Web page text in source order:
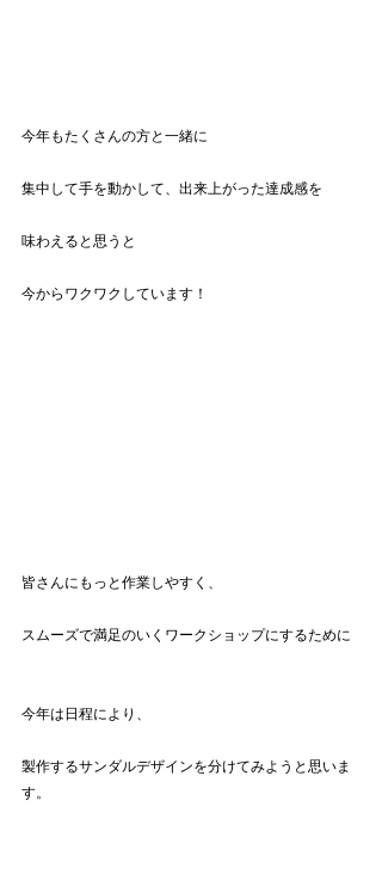
今年もたくさんの方と一緒に
集中して手を動かして、出来上がった達成感を
味わえると思うと
今からワクワクしています！
皆さんにもっと作業しやすく、
スムーズで満足のいくワークショップにするために
今年は日程により、
製作するサンダルデザインを分けてみようと思いま
す。